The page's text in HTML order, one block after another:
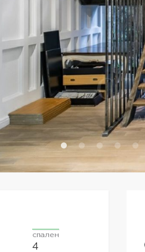
спален
4